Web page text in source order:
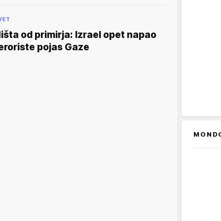
od primirja: Izrael opet napao
pojas Gaze